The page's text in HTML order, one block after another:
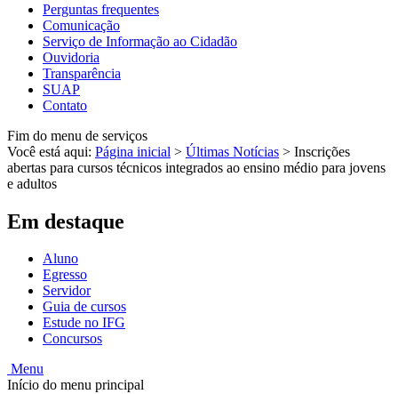
Perguntas frequentes
Comunicação
Serviço de Informação ao Cidadão
Ouvidoria
Transparência
SUAP
Contato
Fim do menu de serviços
Você está aqui: Página inicial > Últimas Notícias > Inscrições
abertas para cursos técnicos integrados ao ensino médio para jovens
e adultos
Em destaque
Aluno
Egresso
Servidor
Guia de cursos
Estude no IFG
Concursos
Menu
Início do menu principal